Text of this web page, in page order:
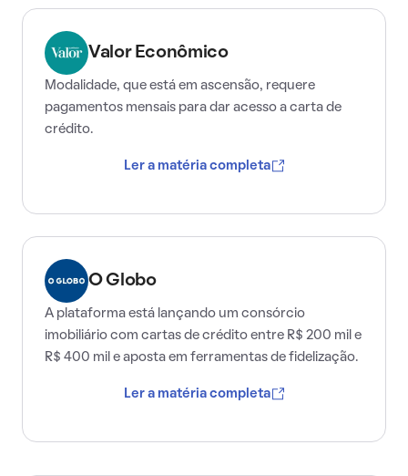
Valor Econômico
Modalidade, que está em ascensão, requere
pagamentos mensais para dar acesso a carta de
crédito.
Ler a matéria completa
O Globo
A plataforma está lançando um consórcio
imobiliário com cartas de crédito entre R$ 200 mil e
R$ 400 mil e aposta em ferramentas de fidelização.
Ler a matéria completa